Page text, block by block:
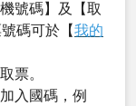
號碼】及【取
碼可於【我的
票。
入國碼，例